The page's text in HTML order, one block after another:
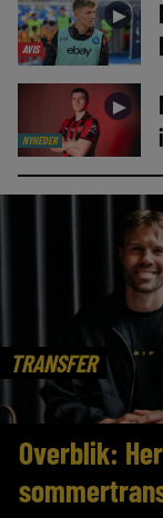
AVIS
►
NYHEDER
►
TRANSFER
Overblik: